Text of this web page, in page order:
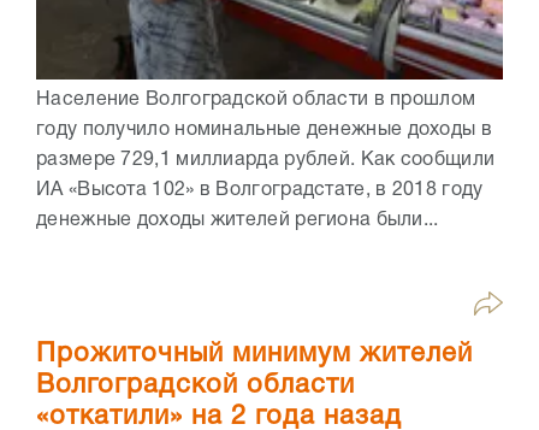
Население Волгоградской области в прошлом
году получило номинальные денежные доходы в
размере 729,1 миллиарда рублей. Как сообщили
ИА «Высота 102» в Волгоградстате, в 2018 году
денежные доходы жителей региона были...
Прожиточный минимум жителей
Волгоградской области
«откатили» на 2 года назад